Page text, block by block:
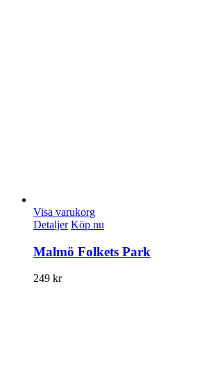
Visa varukorg
Detaljer Köp nu
Malmö Folkets Park
249 kr